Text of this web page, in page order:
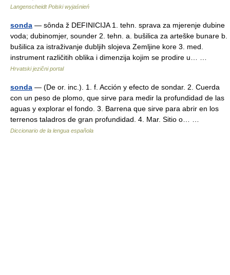
Langenscheidt Polski wyjaśnień
sonda — sȏnda ž DEFINICIJA 1. tehn. sprava za mjerenje dubine
voda; dubinomjer, sounder 2. tehn. a. bušilica za arteške bunare b.
bušilica za istraživanje dubljih slojeva Zemljine kore 3. med.
instrument različitih oblika i dimenzija kojim se prodire u… …
Hrvatski jezični portal
sonda — (De or. inc.). 1. f. Acción y efecto de sondar. 2. Cuerda
con un peso de plomo, que sirve para medir la profundidad de las
aguas y explorar el fondo. 3. Barrena que sirve para abrir en los
terrenos taladros de gran profundidad. 4. Mar. Sitio o… …
Diccionario de la lengua española